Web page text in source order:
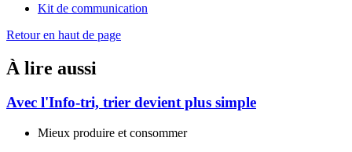
Kit de communication
Retour en haut de page
À lire aussi
Avec l'Info-tri, trier devient plus simple
Mieux produire et consommer